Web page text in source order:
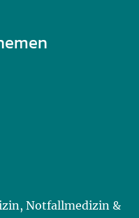
Notfallmedizin &